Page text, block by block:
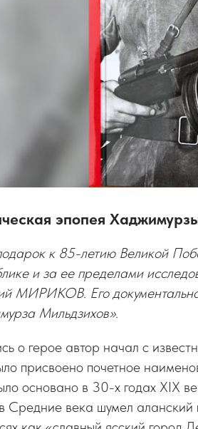
эпопея
к 85-летию Великой
и за ее пределами
МИРИКОВ. Его
Мильдзихов».
о герое автор начал с
присвоено почетное
основано в 30-х годах XIX
Средние века шумел аланский